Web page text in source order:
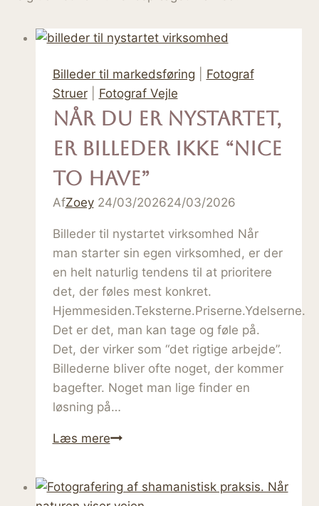
Billeder til markedsføring
Fotograf
Struer| Fotograf Vejle
Når du er nystartet,
er billeder ikke “nice
to have”
AfZoey 24/03/202624/03/2026
Billeder til nystartet virksomhed Når
man starter sin egen virksomhed, er der
en helt naturlig tendens til at prioritere
det, der føles mest konkret.
Hjemmesiden.Teksterne.Priserne.Ydelserne.
Det er det, man kan tage og føle på.
Det, der virker som “det rigtige arbejde”.
Billederne bliver ofte noget, der kommer
bagefter. Noget man lige finder en
løsning på…
Læs mereNår
nystartet,